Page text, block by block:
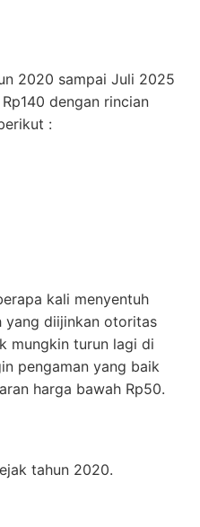
2020 sampai Juli 2025
dengan rincian
:
kali menyentuh
yang diijinkan otoritas
mungkin turun lagi di
pengaman yang baik
harga bawah Rp50.
tahun 2020.